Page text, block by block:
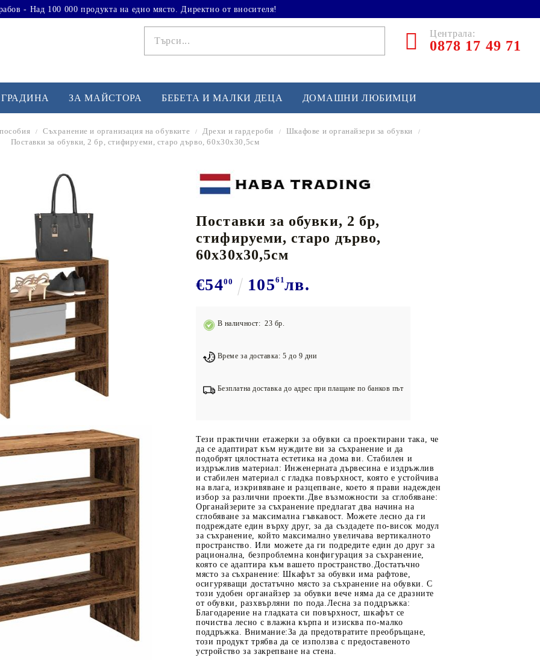
- Над 100 000 продукта на едно място. Директно от вносителя!
Централа:
0878 17 49 71
Вдигане на тежести
Йога и пилатес
Лежанки за упражнения
Тренажори за баланс
Подложки за фитнес уреди
Лостове за набиране
Силови кули
Йога и пилатес
Баскетбол
Бейзбол и софтбол
Хокей и лакрос
Основно спортно оборудване
Волейбол
ЗА МАЙСТОРА БЕБЕТА И МАЛКИ ДЕЦА ДОМАШНИ ЛЮБИМЦИ
Съхранение и организация на обувките Дрехи и гардероби
Шкафове и органайзери за обувки
Поставки за обувки, 2 бр, стифируеми, старо дърво, 60x30x30,5см
Поставки за обувки, 2 бр,
стифируеми, старо дърво,
60x30x30,5см
€5400 10561лв.
В наличност: 23 бр.
Време за доставка: 5 до 9 дни
Безплатна доставка до адрес при плащане по банков път
Тези практични етажерки за обувки са проектирани така, че
да се адаптират към нуждите ви за съхранение и да
подобрят цялостната естетика на дома ви. Стабилен и
издръжлив материал: Инженерната дървесина е издръжлив
и стабилен материал с гладка повърхност, която е устойчива
на влага, изкривяване и разцепване, което я прави надежден
избор за различни проекти.Две възможности за сглобяване:
Органайзерите за съхранение предлагат два начина на
сглобяване за максимална гъвкавост. Можете лесно да ги
подреждате един върху друг, за да създадете по-висок модул
за съхранение, който максимално увеличава вертикалното
пространство. Или можете да ги подредите един до друг за
рационална, безпроблемна конфигурация за съхранение,
която се адаптира към вашето пространство.Достатъчно
място за съхранение: Шкафът за обувки има рафтове,
осигуряващи достатъчно място за съхранение на обувки. С
този удобен органайзер за обувки вече няма да се дразните
от обувки, разхвърляни по пода.Лесна за поддръжка:
Благодарение на гладката си повърхност, шкафът се
почиства лесно с влажна кърпа и изисква по-малко
поддръжка. Внимание:За да предотвратите преобръщане,
този продукт трябва да се използва с предоставеното
устройство за закрепване на стена.